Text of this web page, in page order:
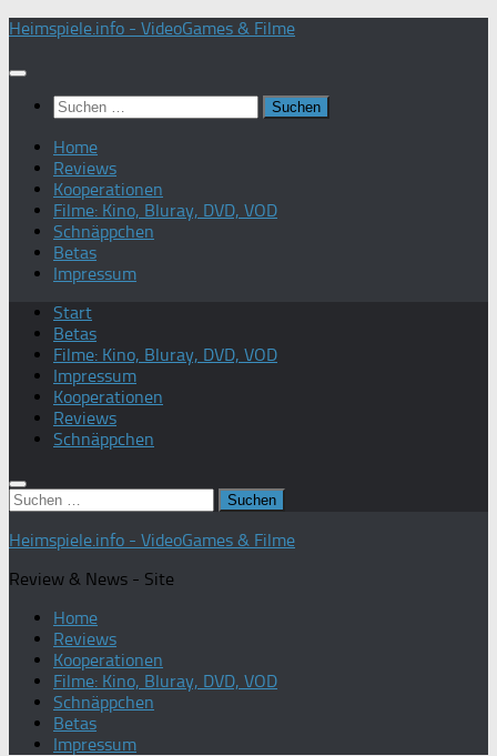
Zum
springen
Heimspiele.info - VideoGames & Filme
Suchen
nach:
Home
Reviews
Kooperationen
Filme: Kino, Bluray, DVD, VOD
Schnäppchen
Betas
Impressum
Start
Betas
Filme: Kino, Bluray, DVD, VOD
Impressum
Kooperationen
Reviews
Schnäppchen
Suchen
nach:
Heimspiele.info - VideoGames & Filme
Review & News - Site
Home
Reviews
Kooperationen
Filme: Kino, Bluray, DVD, VOD
Schnäppchen
Betas
Impressum